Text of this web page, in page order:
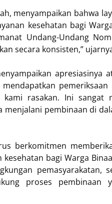
menyampaikan bahwa
kesehatan bagi
Undang-Undang
secara konsisten,”
apresiasinya
rasakan. Ini sangat
pembinaan di
berkomitmen
bagi Warga
pemasyarakatan,
proses pembinaan